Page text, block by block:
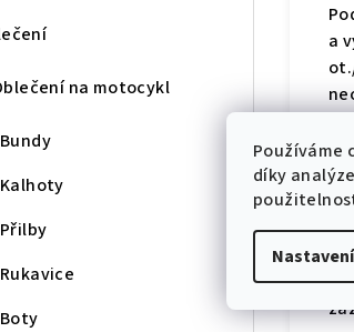
Používáme
díky
Nastavení
na motocykl
Bundy
Kalhoty
Přilby
Rukavice
Boty
a
a